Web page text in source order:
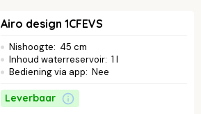
Airo design 1CFEVS
Nishoogte: 45 cm
Inhoud waterreservoir: 1 l
Bediening via app: Nee
Leverbaar